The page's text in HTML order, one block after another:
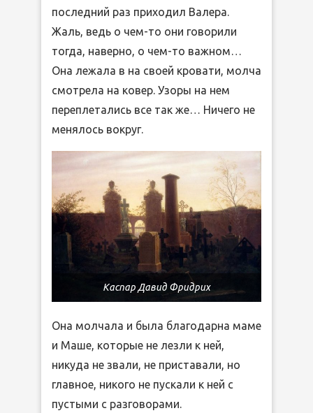
последний раз приходил Валера.
Жаль, ведь о чем-то они говорили
тогда, наверно, о чем-то важном…
Она лежала в на своей кровати, молча
смотрела на ковер. Узоры на нем
переплетались все так же… Ничего не
менялось вокруг.
Каспар Давид Фридрих
Она молчала и была благодарна маме
и Маше, которые не лезли к ней,
никуда не звали, не приставали, но
главное, никого не пускали к ней с
пустыми с разговорами.